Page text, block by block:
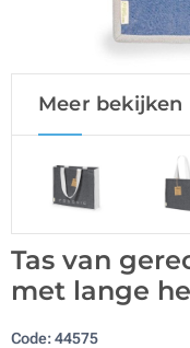
Meer bekijken
Tas van
met lange
Code:44575